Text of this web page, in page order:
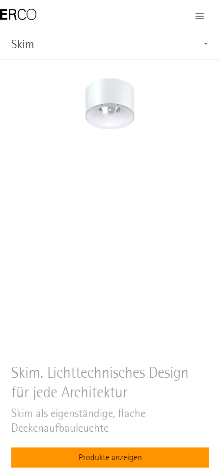
Skim
Skim. Lichttechnisches Design
für jede Architektur
Skim als eigenständige, flache
Deckenaufbauleuchte
Produkte anzeigen